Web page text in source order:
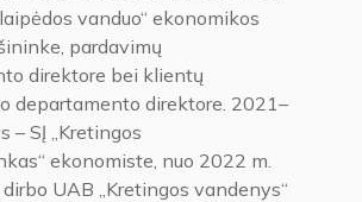
vanduo“ ekonomikos
pardavimų
direktore bei klientų
departamento direktore. 2021–
– SĮ „Kretingos
ekonomiste, nuo 2022 m.
UAB „Kretingos vandenys“